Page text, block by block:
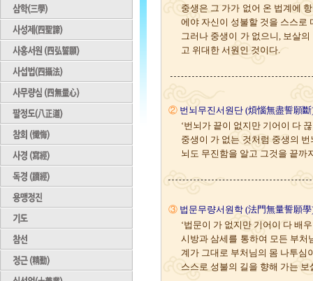
중생은 그 가가 없어 온 법계에
에야 자신이 성불할 것을 스스로
그러나 중생이 가 없으니, 보살
고 위대한 서원인 것이다.
② 번뇌무진서원단 (煩惱無盡誓願斷
‘번뇌가 끝이 없지만 기어이 다
중생이 가 없는 것처럼 중생의
뇌도 무진함을 알고 그것을 끝까
③ 법문무량서원학 (法門無量誓願學
‘법문이 가 없지만 기어이 다 배우
시방과 삼세를 통하여 모든 부처
계가 그대로 부처님의 몸 나투심
스스로 성불의 길을 향해 가는